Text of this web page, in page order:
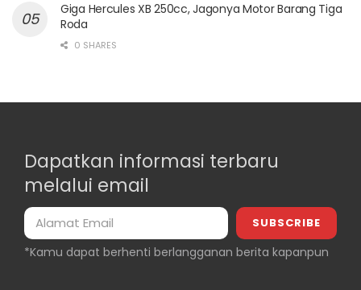
Giga Hercules XB 250cc, Jagonya Motor Barang Tiga
Roda
0 SHARES
Dapatkan informasi terbaru
melalui email
*Kamu dapat berhenti berlangganan berita kapanpun